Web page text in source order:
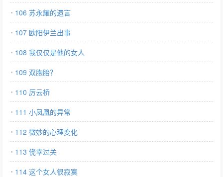
106 苏永耀的遗言
107 欧阳伊兰出事
108 我仅仅是他的女人
109 双胞胎？
110 厉云桥
111 小凤凰的异常
112 微妙的心理变化
113 侥幸过关
114 这个女人很寂寞